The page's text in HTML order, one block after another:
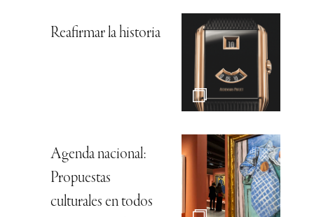
Reafirmar la historia
Agenda nacional:
Propuestas
culturales en todos